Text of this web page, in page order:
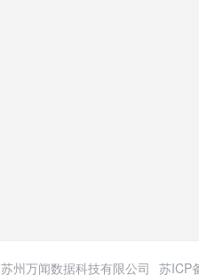
苏州万闻数据科技有限公司 苏ICP